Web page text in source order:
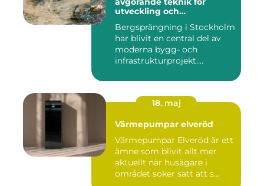
utveckling och
Bergsprängning i Stockholm
har blivit en central del av
moderna bygg- och
infrastrukturprojekt....
18. maj
Värmepumpar elveröd
Värmepumpar Elveröd är ett
ämne som blivit allt mer
aktuellt när husägare i
området söker sätt att s...